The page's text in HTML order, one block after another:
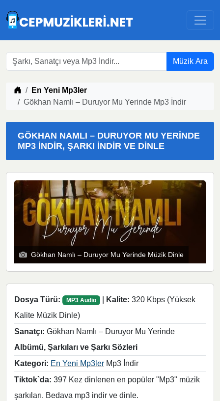
Müzik Ara
Müzik indir
En Yeni Mp3ler
Gökhan Namlı – Duruyor Mu Yerinde Mp3 İndir
GÖKHAN NAMLI – DURUYOR MU YERINDE
MP3 İNDIR, ŞARKI İNDIR VE DINLE
Gökhan Namlı – Duruyor Mu Yerinde Müzik Dinle
Dosya Türü: MP3 Audio | Kalite: 320 Kbps (Yüksek
Kalite Müzik Dinle)
Sanatçı: Gökhan Namlı – Duruyor Mu Yerinde
Albümü, Şarkıları ve Şarkı Sözleri
Kategori: En Yeni Mp3ler Mp3 İndir
Tiktok`da: 397 Kez dinlenen en popüler "Mp3" müzik
şarkıları. Bedava mp3 indir ve dinle.